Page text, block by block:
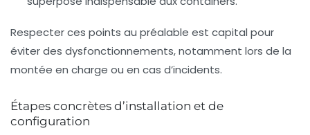
Respecter ces points au préalable est capital pour
éviter des dysfonctionnements, notamment lors de la
montée en charge ou en cas d’incidents.
Étapes concrètes d’installation et de
configuration